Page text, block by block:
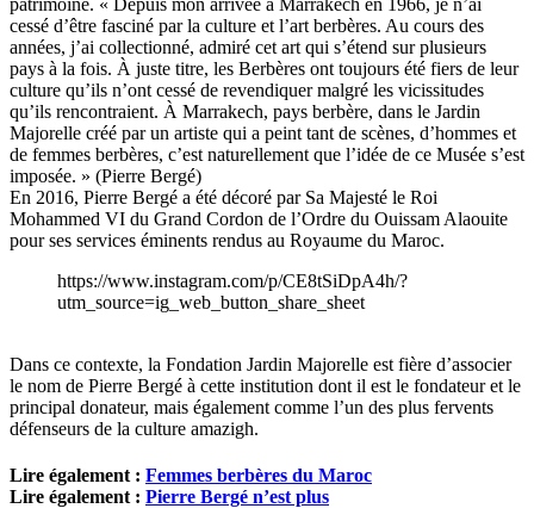
patrimoine. « Depuis mon arrivée à Marrakech en 1966, je n’ai
cessé d’être fasciné par la culture et l’art berbères. Au cours des
années, j’ai collectionné, admiré cet art qui s’étend sur plusieurs
pays à la fois. À juste titre, les Berbères ont toujours été fiers de leur
culture qu’ils n’ont cessé de revendiquer malgré les vicissitudes
qu’ils rencontraient. À Marrakech, pays berbère, dans le Jardin
Majorelle créé par un artiste qui a peint tant de scènes, d’hommes et
de femmes berbères, c’est naturellement que l’idée de ce Musée s’est
imposée. » (Pierre Bergé)
En 2016, Pierre Bergé a été décoré par Sa Majesté le Roi
Mohammed VI du Grand Cordon de l’Ordre du Ouissam Alaouite
pour ses services éminents rendus au Royaume du Maroc.
https://www.instagram.com/p/CE8tSiDpA4h/?
utm_source=ig_web_button_share_sheet
Dans ce contexte, la Fondation Jardin Majorelle est fière d’associer
le nom de Pierre Bergé à cette institution dont il est le fondateur et le
principal donateur, mais également comme l’un des plus fervents
défenseurs de la culture amazigh.
Lire également : Femmes berbères du Maroc
Lire également : Pierre Bergé n’est plus